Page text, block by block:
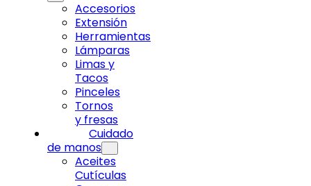
Accesorios
Extensión
Herramientas
Lámparas
Limas y
Tacos
Pinceles
Tornos
y fresas
Cuidado
de manos
Aceites
Cutículas